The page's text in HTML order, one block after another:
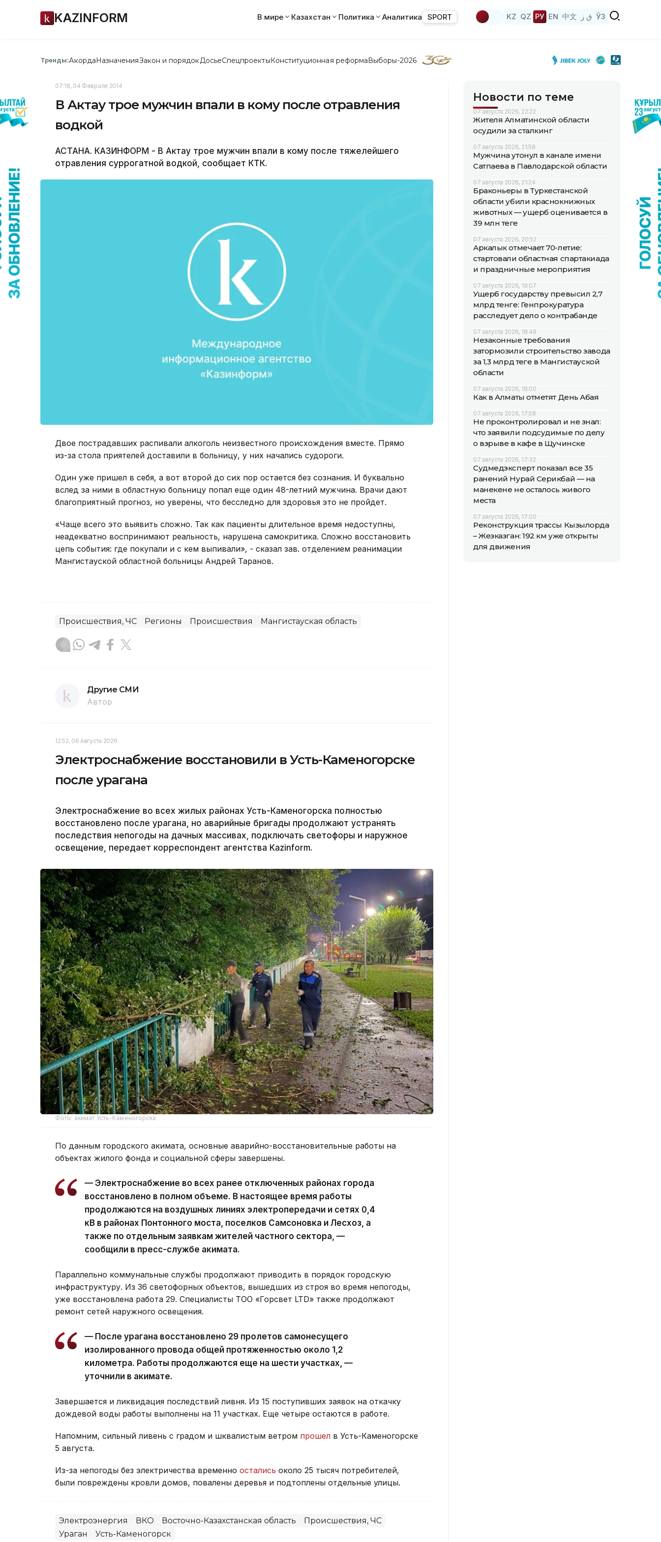
KAZINFORM В мире Казахстан Политика Аналитика SPORT KZ QZ РУ EN 中文 ق ز ЎЗ
Тренды:АкордаНазначенияЗакон и порядок ДосьеСпецпроектыКонституционная реформаВыборы-2026
07:18, 04 Февраля 2014
В Актау трое мужчин впали в кому после отравления
водкой
АСТАНА. КАЗИНФОРМ - В Актау трое мужчин впали в кому после тяжелейшего
отравления суррогатной водкой, сообщает КТК.
Двое пострадавших распивали алкоголь неизвестного происхождения вместе. Прямо
из-за стола приятелей доставили в больницу, у них начались судороги.
Один уже пришел в себя, а вот второй до сих пор остается без сознания. И буквально
вслед за ними в областную больницу попал еще один 48-летний мужчина. Врачи дают
благоприятный прогноз, но уверены, что бесследно для здоровья это не пройдет.
«Чаще всего это выявить сложно. Так как пациенты длительное время недоступны,
неадекватно воспринимают реальность, нарушена самокритика. Сложно восстановить
цепь события: где покупали и с кем выпивали», - сказал зав. отделением реанимации
Мангистауской областной больницы Андрей Таранов.
Происшествия, ЧС Регионы Происшествия Мангистауская область
Другие СМИ
Автор
12:52, 06 Августа 2026
Электроснабжение восстановили в Усть-Каменогорске
после урагана
Электроснабжение во всех жилых районах Усть-Каменогорска полностью
восстановлено после урагана, но аварийные бригады продолжают устранять
последствия непогоды на дачных массивах, подключать светофоры и наружное
освещение, передает корреспондент агентства Kazinform.
Фото: акимат Усть-Каменогорска
По данным городского акимата, основные аварийно-восстановительные работы на
объектах жилого фонда и социальной сферы завершены.
— Электроснабжение во всех ранее отключенных районах города
восстановлено в полном объеме. В настоящее время работы
продолжаются на воздушных линиях электропередачи и сетях 0,4
кВ в районах Понтонного моста, поселков Самсоновка и Лесхоз, а
также по отдельным заявкам жителей частного сектора, —
сообщили в пресс-службе акимата.
Параллельно коммунальные службы продолжают приводить в порядок городскую
инфраструктуру. Из 36 светофорных объектов, вышедших из строя во время непогоды,
уже восстановлена работа 29. Специалисты ТОО «Горсвет LTD» также продолжают
ремонт сетей наружного освещения.
— После урагана восстановлено 29 пролетов самонесущего
изолированного провода общей протяженностью около 1,2
километра. Работы продолжаются еще на шести участках, —
уточнили в акимате.
Завершается и ликвидация последствий ливня. Из 15 поступивших заявок на откачку
дождевой воды работы выполнены на 11 участках. Еще четыре остаются в работе.
Напомним, сильный ливень с градом и шквалистым ветром прошел в Усть-Каменогорске
5 августа.
Из-за непогоды без электричества временно остались около 25 тысяч потребителей,
были повреждены кровли домов, повалены деревья и подтоплены отдельные улицы.
Электроэнергия ВКО Восточно-Казахстанская область
Происшествия, ЧС
Ураган
Усть-Каменогорск
Новости по теме
07 августа 2026, 22:22
Жителя Алматинской области
осудили за сталкинг
07 августа 2026, 21:58
Мужчина утонул в канале имени
Сатпаева в Павлодарской области
07 августа 2026, 21:24
Браконьеры в Туркестанской
области убили краснокнижных
животных — ущерб оценивается в
39 млн теңге
07 августа 2026, 20:52
Аркалык отмечает 70-летие:
стартовали областная спартакиада
и праздничные мероприятия
07 августа 2026, 19:07
Ущерб государству превысил 2,7
млрд тенге: Генпрокуратура
расследует дело о контрабанде
07 августа 2026, 18:48
Незаконные требования
затормозили строительство завода
за 1,3 млрд теңге в Мангистауской
области
07 августа 2026, 18:00
Как в Алматы отметят День Абая
07 августа 2026, 17:58
Не проконтролировал и не знал:
что заявили подсудимые по делу
о взрыве в кафе в Щучинске
07 августа 2026, 17:32
Судмедэксперт показал все 35
ранений Нурай Серикбай — на
манекене не осталось живого
места
07 августа 2026, 17:00
Реконструкция трассы Кызылорда
– Жезказган: 192 км уже открыты
для движения